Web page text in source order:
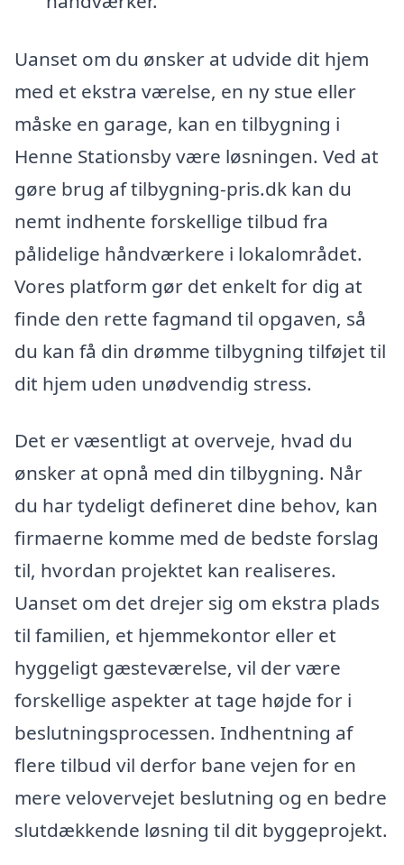
Uanset om du ønsker at udvide dit hjem
med et ekstra værelse, en ny stue eller
måske en garage, kan en tilbygning i
Henne Stationsby være løsningen. Ved at
gøre brug af tilbygning-pris.dk kan du
nemt indhente forskellige tilbud fra
pålidelige håndværkere i lokalområdet.
Vores platform gør det enkelt for dig at
finde den rette fagmand til opgaven, så
du kan få din drømme tilbygning tilføjet til
dit hjem uden unødvendig stress.
Det er væsentligt at overveje, hvad du
ønsker at opnå med din tilbygning. Når
du har tydeligt defineret dine behov, kan
firmaerne komme med de bedste forslag
til, hvordan projektet kan realiseres.
Uanset om det drejer sig om ekstra plads
til familien, et hjemmekontor eller et
hyggeligt gæsteværelse, vil der være
forskellige aspekter at tage højde for i
beslutningsprocessen. Indhentning af
flere tilbud vil derfor bane vejen for en
mere velovervejet beslutning og en bedre
slutdækkende løsning til dit byggeprojekt.